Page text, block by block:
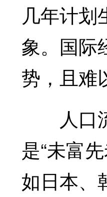
几年计划
象。国际
势，且难
人口流
是“未富
如日本、